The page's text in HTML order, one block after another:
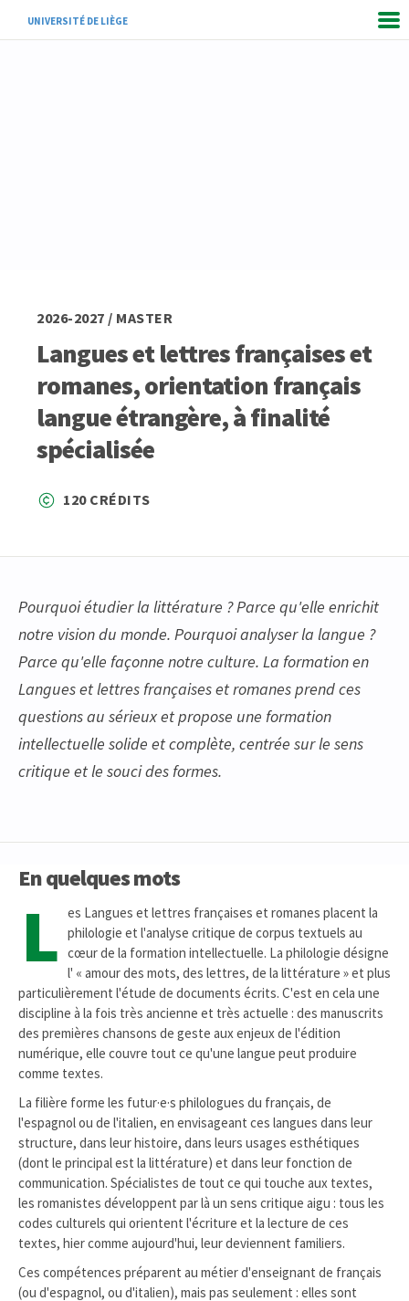
UNIVERSITÉ DE LIÈGE
2026-2027 / MASTER
Langues et lettres françaises et
romanes, orientation français
langue étrangère, à finalité
spécialisée
120 CRÉDITS
Pourquoi étudier la littérature ? Parce qu'elle enrichit
notre vision du monde. Pourquoi analyser la langue ?
Parce qu'elle façonne notre culture. La formation en
Langues et lettres françaises et romanes prend ces
questions au sérieux et propose une formation
intellectuelle solide et complète, centrée sur le sens
critique et le souci des formes.
En quelques mots
L es Langues et lettres françaises et romanes placent la
philologie et l'analyse critique de corpus textuels au
cœur de la formation intellectuelle. La philologie désigne
l' « amour des mots, des lettres, de la littérature » et plus
particulièrement l'étude de documents écrits. C'est en cela une
discipline à la fois très ancienne et très actuelle : des manuscrits
des premières chansons de geste aux enjeux de l'édition
numérique, elle couvre tout ce qu'une langue peut produire
comme textes.
La filière forme les futur·e·s philologues du français, de
l'espagnol ou de l'italien, en envisageant ces langues dans leur
structure, dans leur histoire, dans leurs usages esthétiques
(dont le principal est la littérature) et dans leur fonction de
communication. Spécialistes de tout ce qui touche aux textes,
les romanistes développent par là un sens critique aigu : tous les
codes culturels qui orientent l'écriture et la lecture de ces
textes, hier comme aujourd'hui, leur deviennent familiers.
Ces compétences préparent au métier d'enseignant de français
(ou d'espagnol, ou d'italien), mais pas seulement : elles sont